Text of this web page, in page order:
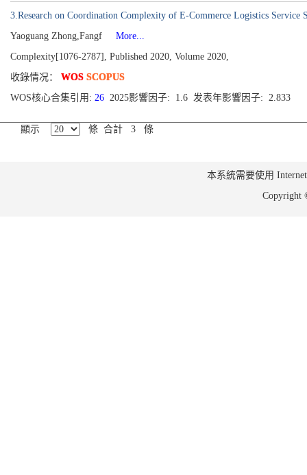
3.Research on Coordination Complexity of E-Commerce Logistics Service
Yaoguang Zhong,Fangf
More...
Complexity[1076-2787], Published 2020, Volume 2020,
收錄情况： WOS SCOPUS
WOS核心合集引用: 26 2025影響因子: 1.6 发表年影響因子: 2.833
顯示 條 合計 3 條
本系統需要使用
Copyright